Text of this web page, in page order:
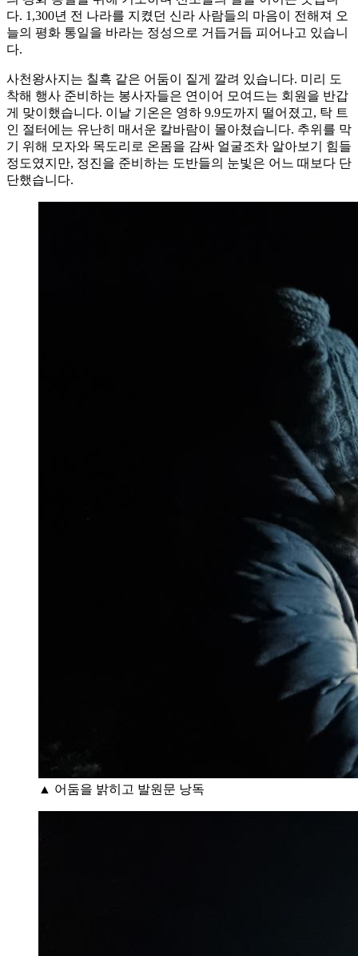
다. 1,300년 전 나라를 지켰던 신라 사람들의 마음이 전해져 오
늘의 평화 통일을 바라는 정성으로 거듭거듭 피어나고 있습니
다.
사천왕사지는 칠흑 같은 어둠이 짙게 깔려 있습니다. 미리 도
착해 행사 준비하는 봉사자들은 연이어 모여드는 회원을 반갑
게 맞이했습니다. 이날 기온은 영하 9.9도까지 떨어졌고, 탁 트
인 절터에는 유난히 매서운 칼바람이 몰아쳤습니다. 추위를 막
기 위해 모자와 목도리로 온몸을 감싸 얼굴조차 알아보기 힘들
정도였지만, 정진을 준비하는 도반들의 눈빛은 어느 때보다 단
단했습니다.
▲ 어둠을 밝히고 발원문 낭독